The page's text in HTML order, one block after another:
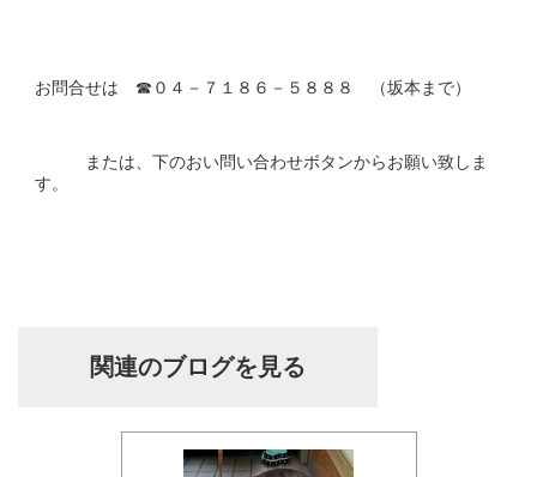
お問合せは ☎０４－７１８６－５８８８ （坂本まで）
または、下のおい問い合わせボタンからお願い致しま
す。
関連のブログを見る